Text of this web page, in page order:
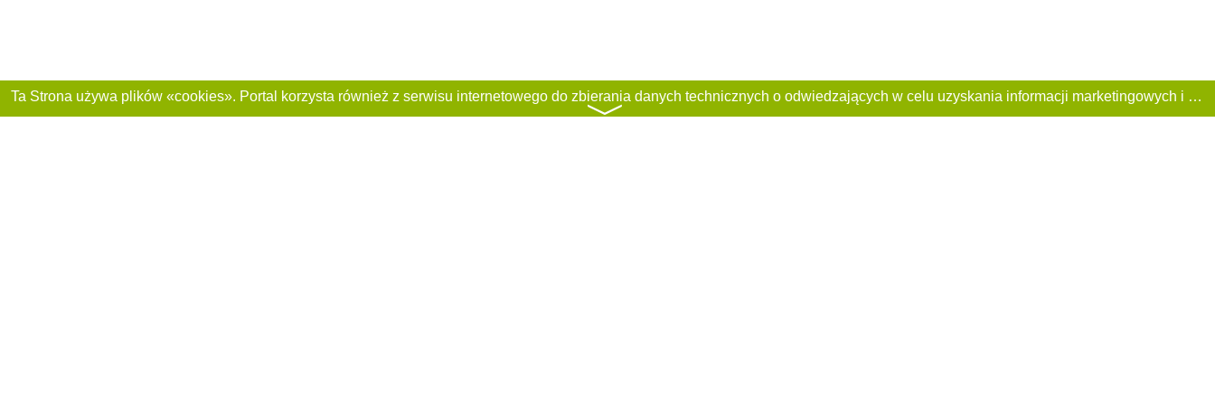
Ta Strona używa plików «cookies». Portal korzysta również z serwisu internetowego do zbierania danych technicznych o odwiedzających w celu uzyskania informacji marketingowych i statystycznych. Warunki przetwarzania danych odwiedzających Stronę, patrz:
〉